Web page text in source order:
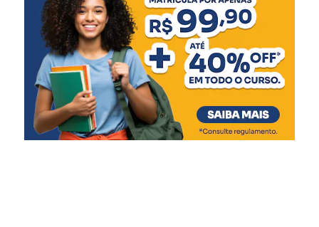
Meningocócica C (2ª dose)
6 meses:
Pentavalente (3ª dose)
Pólio (3ª dose)
Influenza
Covid-19 (1ª dose)